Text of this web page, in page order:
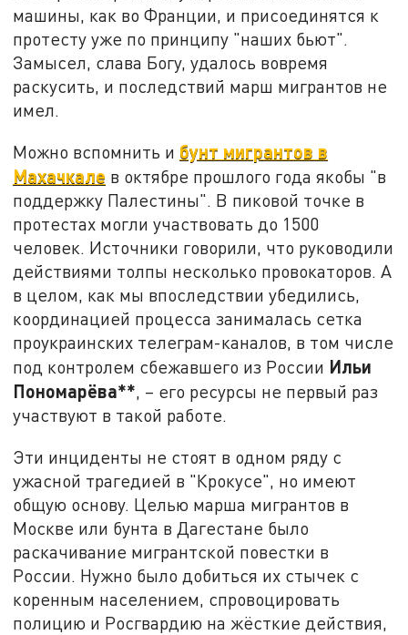
машины, как во Франции, и присоединятся к
протесту уже по принципу "наших бьют".
Замысел, слава Богу, удалось вовремя
раскусить, и последствий марш мигрантов не
имел.
Можно вспомнить и бунт мигрантов в
Махачкале в октябре прошлого года якобы "в
поддержку Палестины". В пиковой точке в
протестах могли участвовать до 1500
человек. Источники говорили, что руководили
действиями толпы несколько провокаторов. А
в целом, как мы впоследствии убедились,
координацией процесса занималась сетка
проукраинских телеграм-каналов, в том числе
под контролем сбежавшего из России Ильи
Пономарёва**, – его ресурсы не первый раз
участвуют в такой работе.
Эти инциденты не стоят в одном ряду с
ужасной трагедией в "Крокусе", но имеют
общую основу. Целью марша мигрантов в
Москве или бунта в Дагестане было
раскачивание мигрантской повестки в
России. Нужно было добиться их стычек с
коренным населением, спровоцировать
полицию и Росгвардию на жёсткие действия,